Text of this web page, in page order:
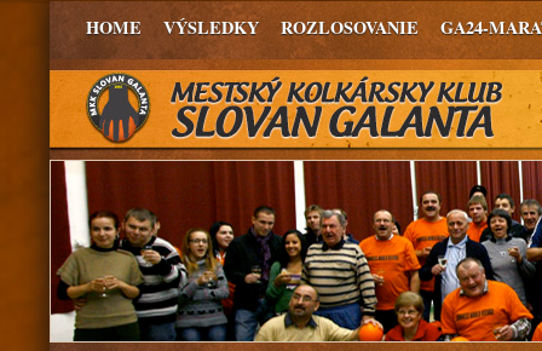
HOME VÝSLEDKY ROZLOSOVANIE GA24-